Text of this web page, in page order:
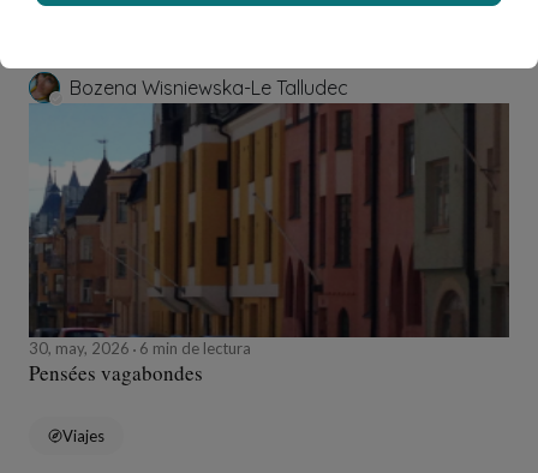
Bozena Wisniewska-Le Talludec
30, may, 2026 6 min de lectura
Pensées vagabondes
Viajes